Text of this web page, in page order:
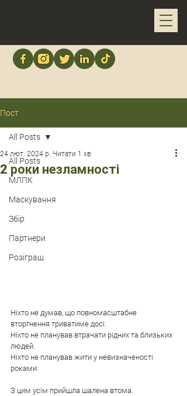
Пост
All Posts
МЛПК
Маскування
Збір
Партнери
Розіграш
All Posts
2 роки незламності
24 лют. 2024 р. Читати 1 хв
Ніхто не думав, що повномасштабне
вторгнення триватиме досі.
Ніхто не планував втрачати рідних та близьких
людей.
Ніхто не планував жити у невизначеності
роками.
З цим усім прийшла шалена втома.